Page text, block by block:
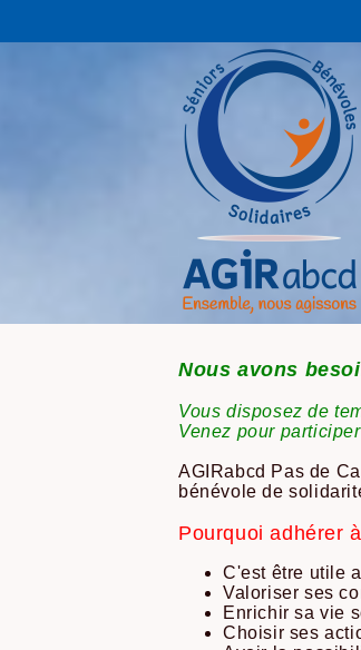
Nous avons
Vous disposez de
Venez pour
AGIRabcd Pas de
bénévole de
Pourquoi adhérer
C'est être utile
Valoriser ses
Enrichir sa vie
Choisir ses